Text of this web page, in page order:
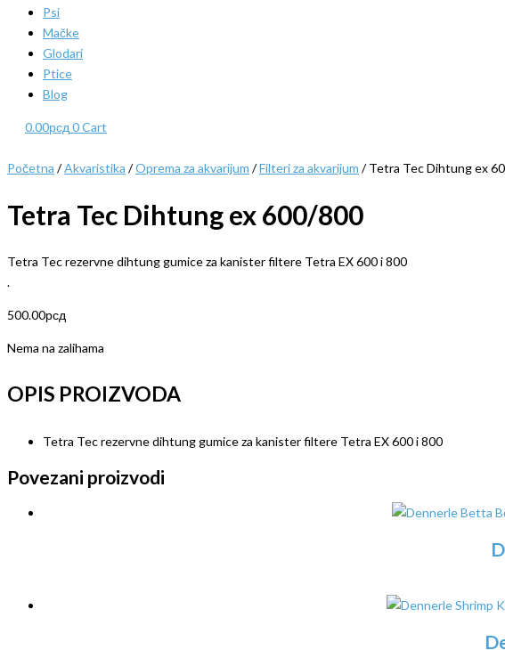
Psi
Mačke
Glodari
Ptice
Blog
0.00рсд 0Cart
Početna /Akvaristika /Oprema za akvarijum /Filteri za akvarijum / Tetra Tec Dihtung ex
Tetra Tec Dihtung ex 600/800
Tetra Tec rezervne dihtung gumice za kanister filtere Tetra EX 600 i 800
.
500.00рсд
Nema na zalihama
OPIS PROIZVODA
Tetra Tec rezervne dihtung gumice za kanister filtere Tetra EX 600 i 800
Povezani proizvodi